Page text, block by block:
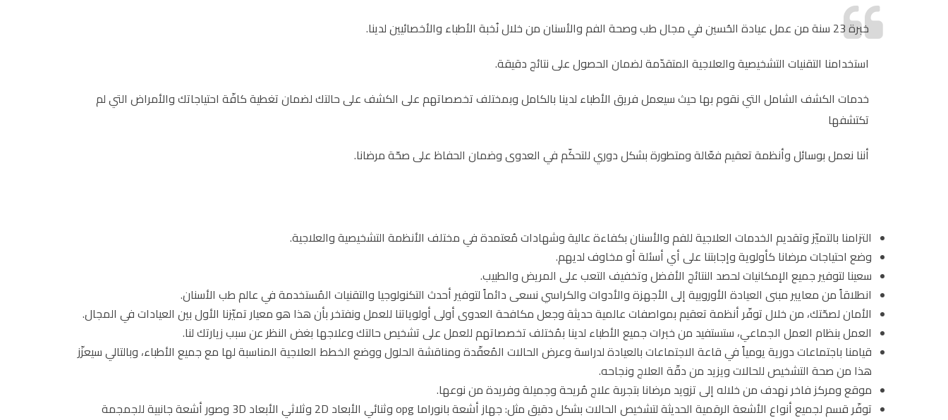
خبرة 23 سنة من عمل عيادة الحُسين في مجال طب وصحة الفم والأسنان من خلال نُخبة الأطباء والأخصائيين لدينا.
استخدامنا التقنيات التشخيصية والعلاجية المتقدّمة لضمان الحصول على نتائج دقيقة.
خدمات الكشف الشامل التي نقوم بها حيث سيعمل فريق الأطباء لدينا بالكامل وبمختلف تخصصاتهم على الكشف على حالتك لضمان تغطية كافّة احتياجاتك والأمراض التي لم
تكتشفها
أننا نعمل بوسائل وأنظمة تعقيم فعّالة ومتطورة بشكل دوري للتحكّم في العدوى وضمان الحفاظ على صحّة مرضانا.
التزامنا بالتميّز وتقديم الخدمات العلاجية للفم والأسنان بكفاءة عالية وشهادات مُعتمدة في مختلف الأنظمة التشخيصية والعلاجية.
وضع احتياجات مرضانا كأولوية وإجابتنا على أي أسئلة أو مخاوف لديهم.
سعينا لتوفير جميع الإمكانيات لحصد النتائج الأفضل وتخفيف التعب على المريض والطبيب.
انطلاقاً من معايير مبنى العيادة الأوروبية إلى الأجهزة والأدوات والكراسي نسعى دائماً لتوفير أحدث التكنولوجيا والتقنيات المُستخدمة في عالم طب الأسنان.
الأمان لصحّتك، من خلال توفّر أنظمة تعقيم بمواصفات عالمية حديثة وجعل مكافحة العدوى أولى أولوياتنا للعمل ونفتخر بأن هذا هو معيار تميّزنا الأول بين العيادات في المجال.
العمل بنظام العمل الجماعي، ستستفيد من خبرات جميع الأطباء لدينا بمُختلف تخصصاتهم للعمل على تشخيص حالتك وعلاجها بغض النظر عن سبب زيارتك لنا.
قيامنا باجتماعات دورية يومياً في قاعة الاجتماعات بالعيادة لدراسة وعرض الحالات المُعقّدة ومناقشة الحلول ووضع الخطط العلاجية المناسبة لها مع جميع الأطباء، وبالتالي سيعزّز
هذا من صحة التشخيص للحالات ويزيد من دقّة العلاج ونجاحه.
موقع ومركز فاخر نهدف من خلاله إلى تزويد مرضانا بتجربة علاج مُريحة وجميلة وفريدة من نوعها.
توفّر قسم لجميع أنواع الأشعة الرقمية الحديثة لتشخيص الحالات بشكل دقيق مثل: جهاز أشعة بانوراما opg وثنائي الأبعاد 2D وثلاثي الأبعاد 3D وصور أشعة جانبية للجمجمة